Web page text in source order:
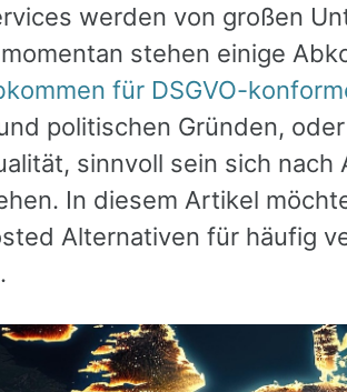
werden von großen
stehen einige
für DSGVO-
politischen Gründen,
sinnvoll sein sich
In diesem Artikel
Alternativen für häufig